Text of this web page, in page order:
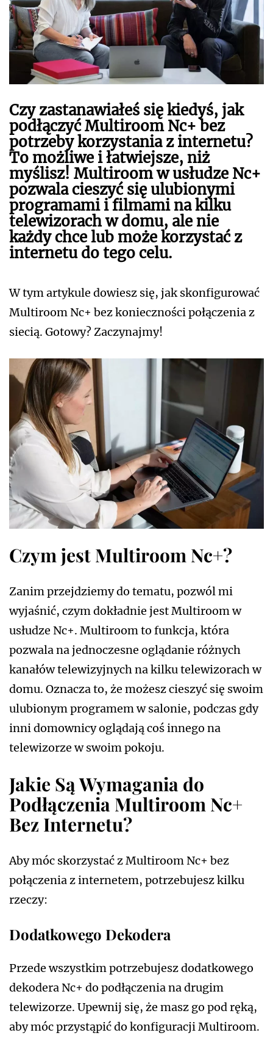
Czy zastanawiałeś się kiedyś, jak
podłączyć Multiroom Nc+ bez
potrzeby korzystania z internetu?
To możliwe i łatwiejsze, niż
myślisz! Multiroom w usłudze Nc+
pozwala cieszyć się ulubionymi
programami i filmami na kilku
telewizorach w domu, ale nie
każdy chce lub może korzystać z
internetu do tego celu.
W tym artykule dowiesz się, jak skonfigurować
Multiroom Nc+ bez konieczności połączenia z
siecią. Gotowy? Zaczynajmy!
Czym jest Multiroom Nc+?
Zanim przejdziemy do tematu, pozwól mi
wyjaśnić, czym dokładnie jest Multiroom w
usłudze Nc+. Multiroom to funkcja, która
pozwala na jednoczesne oglądanie różnych
kanałów telewizyjnych na kilku telewizorach w
domu. Oznacza to, że możesz cieszyć się swoim
ulubionym programem w salonie, podczas gdy
inni domownicy oglądają coś innego na
telewizorze w swoim pokoju.
Jakie Są Wymagania do
Podłączenia Multiroom Nc+
Bez Internetu?
Aby móc skorzystać z Multiroom Nc+ bez
połączenia z internetem, potrzebujesz kilku
rzeczy:
Dodatkowego Dekodera
Przede wszystkim potrzebujesz dodatkowego
dekodera Nc+ do podłączenia na drugim
telewizorze. Upewnij się, że masz go pod ręką,
aby móc przystąpić do konfiguracji Multiroom.